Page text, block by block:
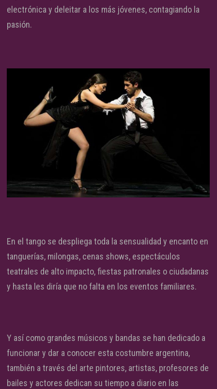
electrónica y deleitar a los más jóvenes, contagiando la
pasión.
En el tango se despliega toda la sensualidad y encanto en
tanguerías, milongas, cenas shows, espectáculos
teatrales de alto impacto, fiestas patronales o ciudadanas
y hasta les diría que no falta en los eventos familiares.
Y así como grandes músicos y bandas se han dedicado a
funcionar y dar a conocer esta costumbre argentina,
también a través del arte pintores, artistas, profesores de
bailes y actores dedican su tiempo a diario en las